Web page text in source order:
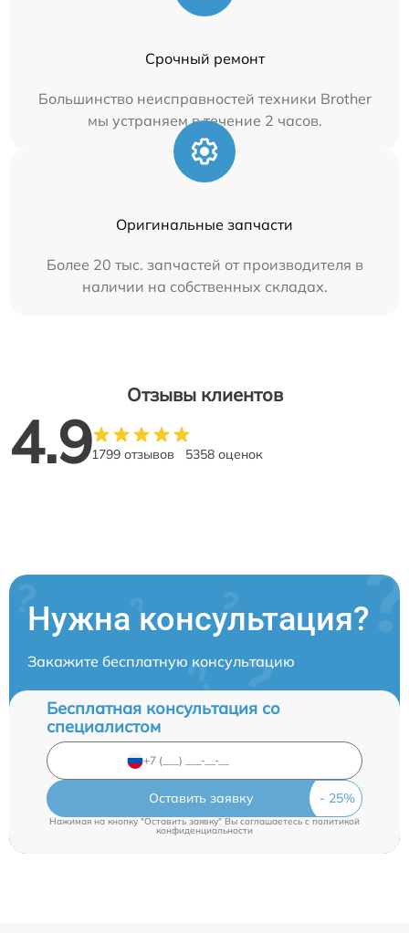
Срочный ремонт
Большинство неисправностей техники Brother
мы устраняем в течение 2 часов.
Оригинальные запчасти
Более 20 тыс. запчастей от производителя в
наличии на собственных складах.
Отзывы клиентов
4.91799 отзывов 5358 оценок
Нужна консультация?
Закажите бесплатную консультацию
Бесплатная консультация со
специалистом
Оставить заявку
Нажимая на кнопку "Оставить заявку" Вы соглашаетесь cполитикой
конфиденциальности